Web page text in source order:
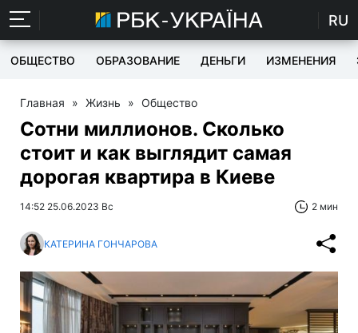
RU
ОБЩЕСТВО ОБРАЗОВАНИЕ ДЕНЬГИ ИЗМЕНЕНИЯ
Главная » Жизнь » Общество
Сотни миллионов. Сколько
стоит и как выглядит самая
дорогая квартира в Киеве
14:52 25.06.2023 Вс 2 мин
КАТЕРИНА ГОНЧАРОВА